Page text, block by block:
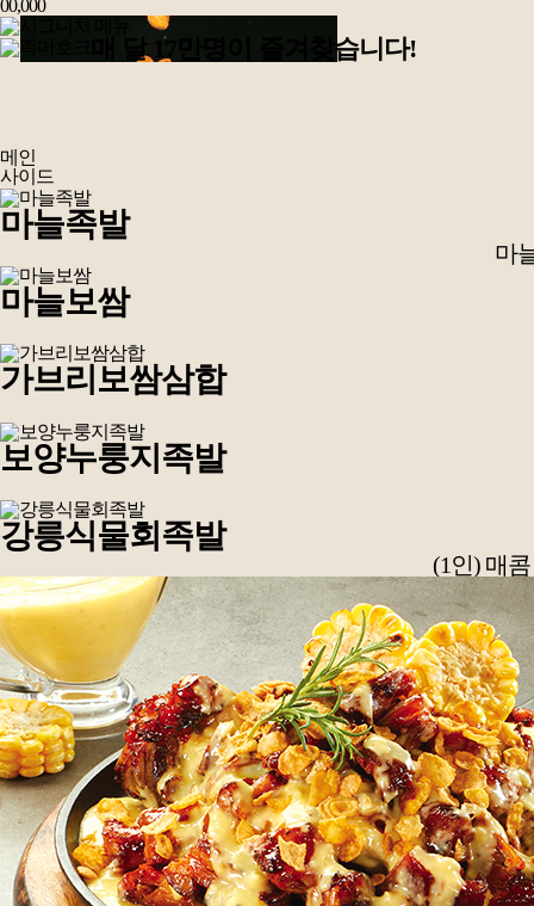
00,000
매 달 17만명이 즐겨찾습니다!
메인
사이드
마늘족발
마
마늘보쌈
가브리보쌈삼합
보양누룽지족발
강릉식물회족발
(1인) 매